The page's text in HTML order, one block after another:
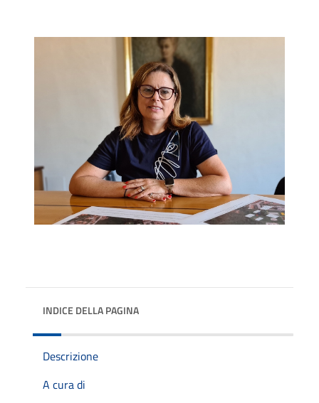
INDICE DELLA PAGINA
Descrizione
A cura di